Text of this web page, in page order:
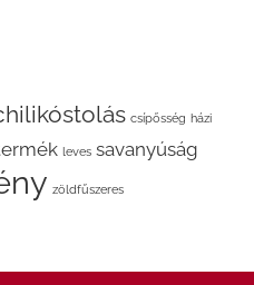
csípősség házi
leves savanyúság
zöldfűszeres